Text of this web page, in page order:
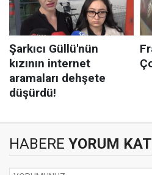
HABERE YORUM KAT